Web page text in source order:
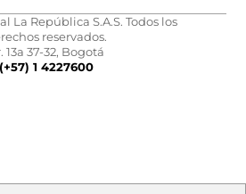
La República S.A.S. Todos los
reservados.
13a 37-32, Bogotá
(+57) 1 4227600